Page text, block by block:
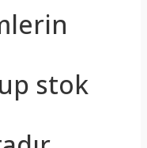
stok